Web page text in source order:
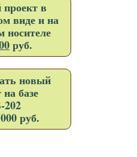
в
виде и на
носителе
руб.
новый
базе
руб.